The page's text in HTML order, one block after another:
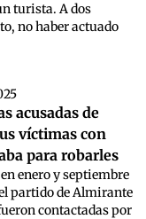
turista. A dos
no haber actuado
acusadas de
víctimas con
para robarles
enero y septiembre
partido de Almirante
contactadas por